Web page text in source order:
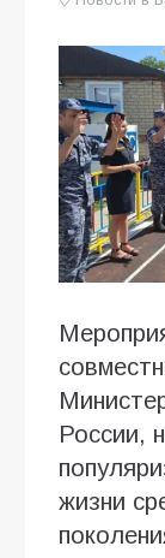
России,
жизни